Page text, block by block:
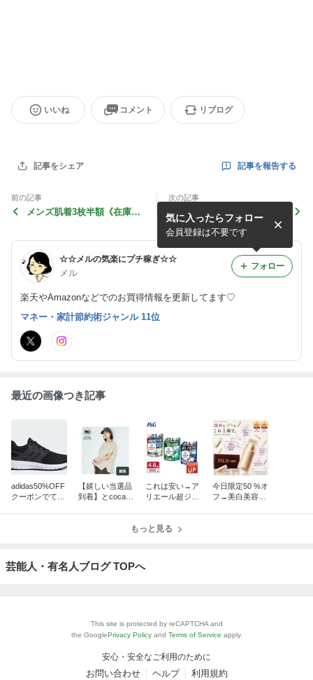
いいね コメント リブログ
記事をシェア 記事を報告する
前の記事
メンズ肌着3枚半額《在庫処
次の記事
クリアランスで75％OFF→
ブラウス1145円
☆☆メルの気楽にプチ稼ぎ☆☆
メル
楽天やAmazonなどでのお買得情報を更新してます♡
気に入ったらフォロー
会員登録は不要です
フォロー
マネー・家計節約術ジャンル 11位
最近の画像つき記事
adidas50%OFF
クーポンでてま
【嬉しい当選品
到着】とcoca送
これは安い→ア
リエール超ジャ
イダイズ、ジョ
今日限定50 %オ
フ→美白美容
もっと見る
芸能人・有名人ブログ TOPへ
This site is protected by reCAPTCHA and
the GooglePrivacy Policy and Terms of Service apply.
安心・安全なご利用のために
お問い合わせ ヘルプ 利用規約